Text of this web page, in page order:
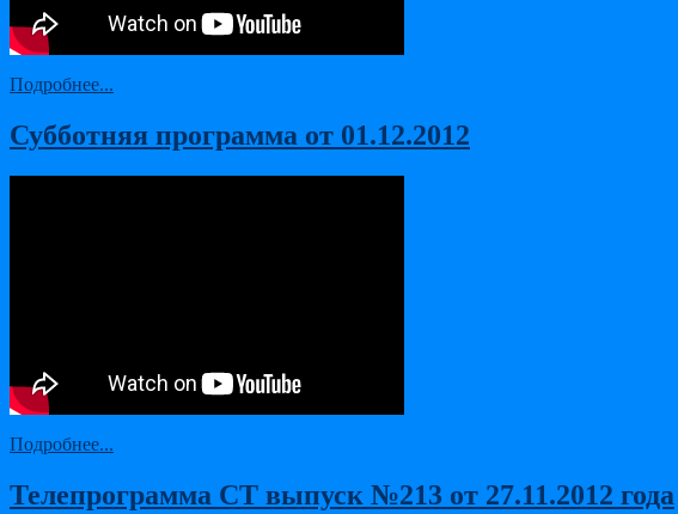
Подробнее...
Субботняя программа от 01.12.2012
Подробнее...
Телепрограмма СТ выпуск №213 от 27.11.2012 года